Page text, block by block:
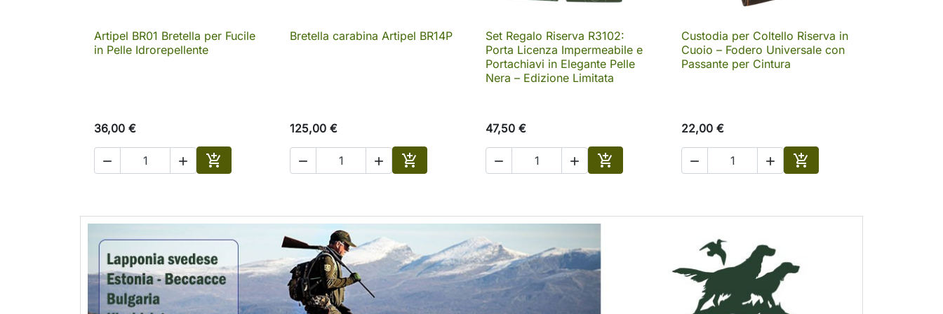
 Anteprima
Artipel BR01 Bretella per Fucile
in Pelle Idrorepellente
36,00 €
  
Aggiungi al carrello
 Anteprima
Bretella carabina Artipel BR14P
125,00 €
  
Aggiungi al carrello
 Anteprima
Set Regalo Riserva R3102:
Porta Licenza Impermeabile e
Portachiavi in Elegante Pelle
Nera – Edizione Limitata
47,50 €
  
Aggiungi al carrello
 Anteprima
Custodia per Coltello Riserva in
Cuoio – Fodero Universale con
Passante per Cintura
22,00 €
  
Aggiungi al carrello